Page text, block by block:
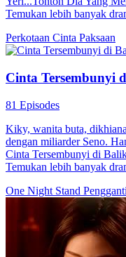
Temukan lebih banyak
Perkotaan Cinta Paksaan
Cinta Tersembunyi
81 Episodes
Kiky, wanita buta,
dengan miliarder Seno.
Cinta Tersembunyi di
Temukan lebih banyak
One Night Stand